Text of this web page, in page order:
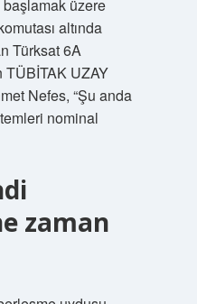
üzere
altında
Türksat 6A
TÜBİTAK UZAY
Nefes, “Şu anda
nominal
zaman